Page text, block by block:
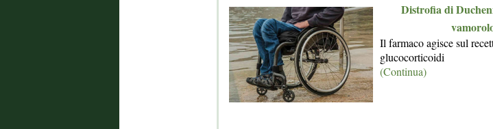
Distrofia di
Il farmaco agisce sul
glucocorticoidi
(Continua)